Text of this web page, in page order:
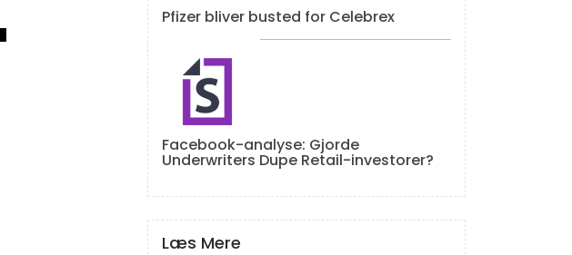
Pfizer bliver busted for Celebrex
Facebook-analyse: Gjorde
Underwriters Dupe Retail-investorer?
Læs Mere